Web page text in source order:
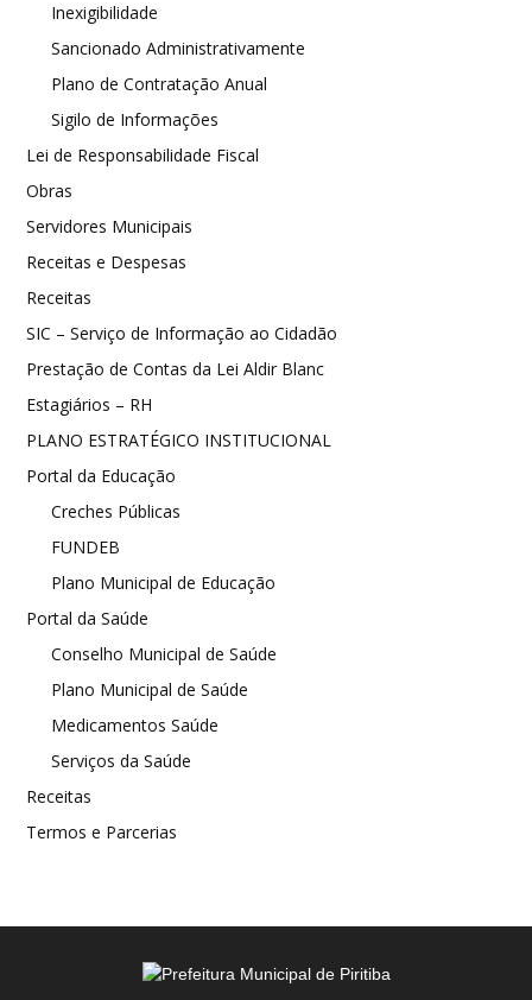
Inexigibilidade
Sancionado Administrativamente
Plano de Contratação Anual
Sigilo de Informações
Lei de Responsabilidade Fiscal
Obras
Servidores Municipais
Receitas e Despesas
Receitas
SIC – Serviço de Informação ao Cidadão
Prestação de Contas da Lei Aldir Blanc
Estagiários – RH
PLANO ESTRATÉGICO INSTITUCIONAL
Portal da Educação
Creches Públicas
FUNDEB
Plano Municipal de Educação
Portal da Saúde
Conselho Municipal de Saúde
Plano Municipal de Saúde
Medicamentos Saúde
Serviços da Saúde
Receitas
Termos e Parcerias